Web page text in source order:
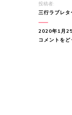
投稿者:
三行ラブレタ
2020年1月
コメントをど